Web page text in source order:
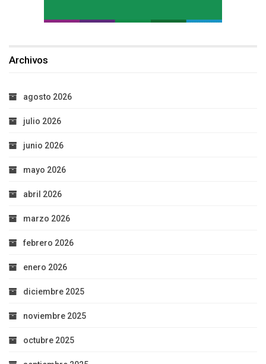
Archivos
agosto 2026
julio 2026
junio 2026
mayo 2026
abril 2026
marzo 2026
febrero 2026
enero 2026
diciembre 2025
noviembre 2025
octubre 2025